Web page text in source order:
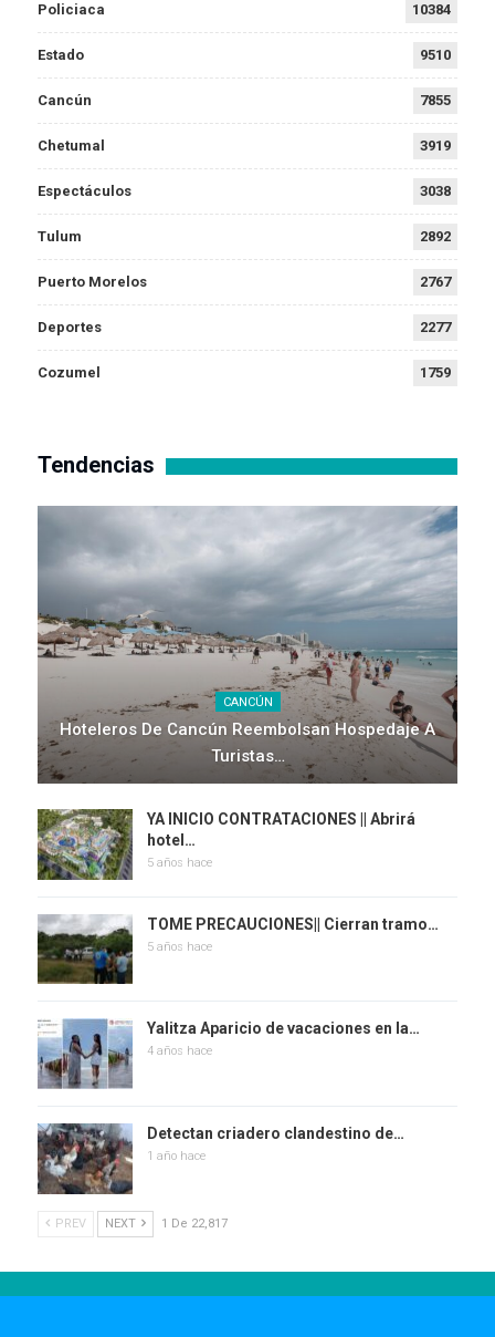
Policiaca 10384
Estado 9510
Cancún 7855
Chetumal 3919
Espectáculos 3038
Tulum 2892
Puerto Morelos 2767
Deportes 2277
Cozumel 1759
Tendencias
CANCÚN
Hoteleros De Cancún Reembolsan Hospedaje A
Turistas…
YA INICIO CONTRATACIONES || Abrirá
hotel…
5 años hace
TOME PRECAUCIONES|| Cierran tramo…
5 años hace
Yalitza Aparicio de vacaciones en la…
4 años hace
Detectan criadero clandestino de…
1 año hace
PREV NEXT 1 De 22,817